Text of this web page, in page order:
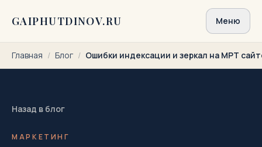
GAIPHUTDINOV.RU Меню
Главная / Блог / Ошибки индексации и зеркал на МРТ
Назад в блог
МАРКЕТИНГ